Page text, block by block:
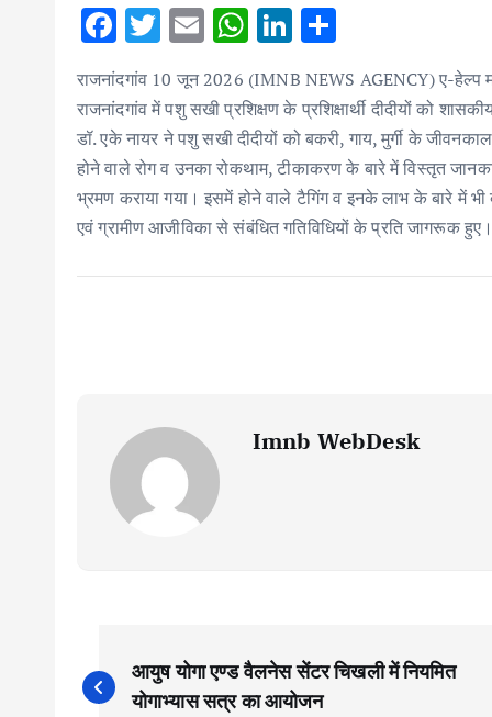
F
ac
e
b
o
o
k
T
it
te
r
E
ai
l
W
at
s
A
p
p
Li
k
e
dI
n
ar
e
राजनांदगांव 10 जून 2026 (IMNB NEWS AGENCY) ए-हेल्प
राजनांदगांव में पशु सखी प्रशिक्षण के प्रशिक्षार्थी दीदीयों को
डॉ. एके नायर ने पशु सखी दीदीयों को बकरी, गाय, मुर्गी के
होने वाले रोग व उनका रोकथाम, टीकाकरण के बारे में विस्तृत
भ्रमण कराया गया। इसमें होने वाले टैगिंग व इनके लाभ के बारे में
एवं ग्रामीण आजीविका से संबंधित गतिविधियों के प्रति जागरूक
Imnb WebDesk
P
आयुष योगा एण्ड वैलनेस सेंटर चिखली में नियमित
योगाभ्यास सत्र का आयोजन